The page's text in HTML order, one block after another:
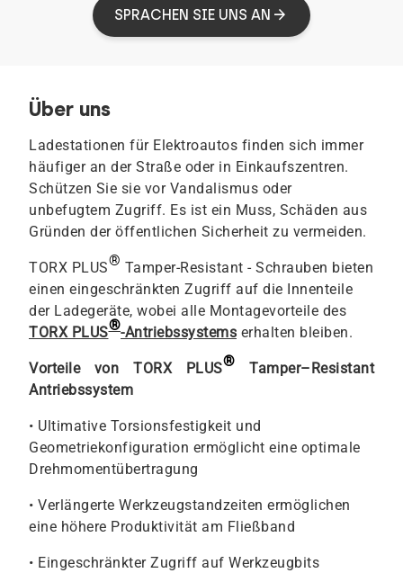
SPRACHEN SIE UNS AN
Über uns
Ladestationen für Elektroautos finden sich immer
häufiger an der Straße oder in Einkaufszentren.
Schützen Sie sie vor Vandalismus oder
unbefugtem Zugriff. Es ist ein Muss, Schäden aus
Gründen der öffentlichen Sicherheit zu vermeiden.
TORX PLUS® Tamper-Resistant - Schrauben bieten
einen eingeschränkten Zugriff auf die Innenteile
der Ladegeräte, wobei alle Montagevorteile des
TORX PLUS®-Antriebssystems erhalten bleiben.
Vorteile von TORX PLUS® Tamper–Resistant
Antriebssystem
• Ultimative Torsionsfestigkeit und
Geometriekonfiguration ermöglicht eine optimale
Drehmomentübertragung
• Verlängerte Werkzeugstandzeiten ermöglichen
eine höhere Produktivität am Fließband
• Eingeschränkter Zugriff auf Werkzeugbits